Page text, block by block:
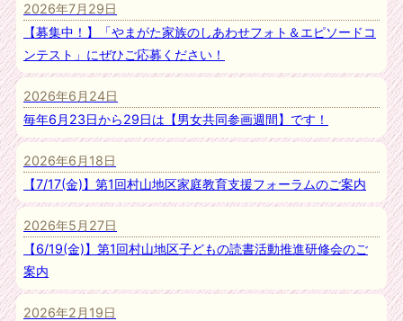
2026年7月29日
【募集中！】「やまがた家族のしあわせフォト＆エピソードコ
ンテスト」にぜひご応募ください！
2026年6月24日
毎年6月23日から29日は【男女共同参画週間】です！
2026年6月18日
【7/17(金)】第1回村山地区家庭教育支援フォーラムのご案内
2026年5月27日
【6/19(金)】第1回村山地区子どもの読書活動推進研修会のご
案内
2026年2月19日